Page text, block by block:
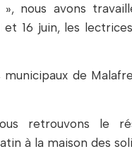
nous avons
16 juin, les
de
retrouvons le
à la maison des